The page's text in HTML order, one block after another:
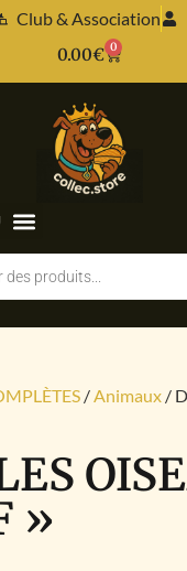
Club & Association
0.00€ 0
/Animaux /
»